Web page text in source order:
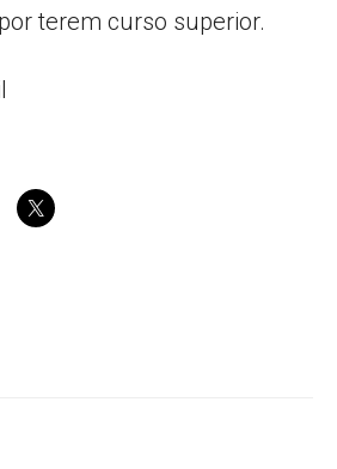
terem curso superior.